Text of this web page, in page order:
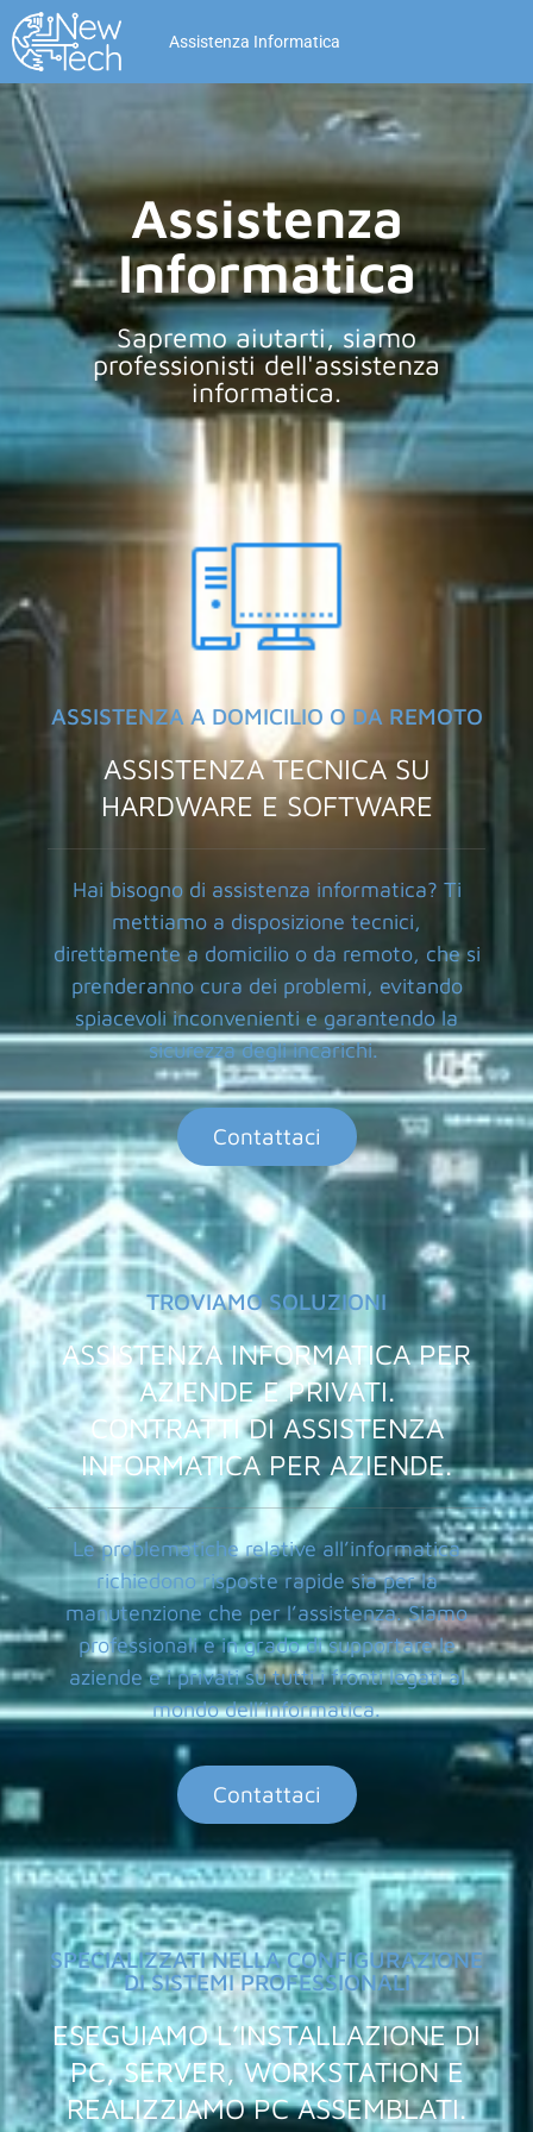
Assistenza Informatica
Assistenza
Informatica
Sapremo aiutarti, siamo
professionisti dell'assistenza
informatica.
ASSISTENZA A DOMICILIO O DA REMOTO
ASSISTENZA TECNICA SU
HARDWARE E SOFTWARE
Hai bisogno di assistenza informatica? Ti
mettiamo a disposizione tecnici,
direttamente a domicilio o da remoto, che si
prenderanno cura dei problemi, evitando
spiacevoli inconvenienti e garantendo la
sicurezza degli incarichi.
Contattaci
TROVIAMO SOLUZIONI
ASSISTENZA INFORMATICA PER
AZIENDE E PRIVATI.
CONTRATTI DI ASSISTENZA
INFORMATICA PER AZIENDE.
Le problematiche relative all’informatica
richiedono risposte rapide sia per la
manutenzione che per l’assistenza. Siamo
professionali e in grado di supportare le
aziende e i privati su tutti i fronti legati al
mondo dell’informatica.
Contattaci
SPECIALIZZATI NELLA CONFIGURAZIONE
DI SISTEMI PROFESSIONALI
ESEGUIAMO L’INSTALLAZIONE DI
PC, SERVER, WORKSTATION E
REALIZZIAMO PC ASSEMBLATI.